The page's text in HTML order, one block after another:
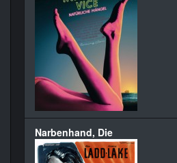
Narbenhand, Die